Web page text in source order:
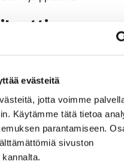
evästeitä
jotta voimme
Käytämme tätä tietoa
parantamiseen.
sivuston
oikeuttaa kymmeneen
logolla merkityissä
konsertteja ovat kaikki
orkesterin konsertit.